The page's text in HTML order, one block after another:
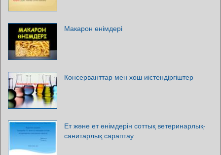
Макарон өнімдері
Консерванттар мен хош иістендіргіштер
Ет және ет өнімдерін соттық ветеринарлық-
санитарлық сараптау